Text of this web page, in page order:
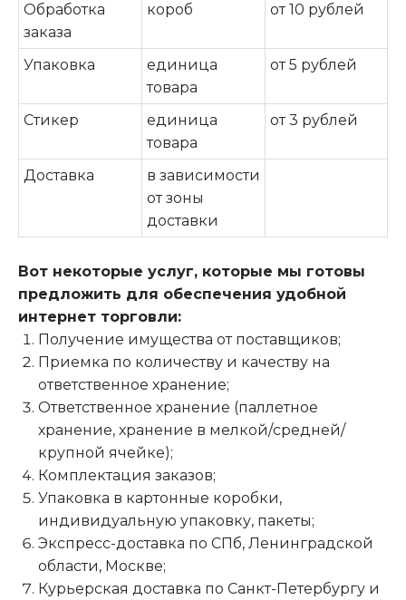
Обработка
заказа
короб от 10 рублей
Упаковка
единица
товара
от 5 рублей
Стикер
единица
товара
от 3 рублей
Доставка
в зависимости
от зоны
доставки
Вот некоторые услуг, которые мы готовы
предложить для обеспечения удобной
интернет торговли:
Получение имущества от поставщиков;
Приемка по количеству и качеству на
ответственное хранение;
Ответственное хранение (паллетное
хранение, хранение в мелкой/средней/
крупной ячейке);
Комплектация заказов;
Упаковка в картонные коробки,
индивидуальную упаковку, пакеты;
Экспресс-доставка по СПб, Ленинградской
области, Москве;
Курьерская доставка по Санкт-Петербургу и